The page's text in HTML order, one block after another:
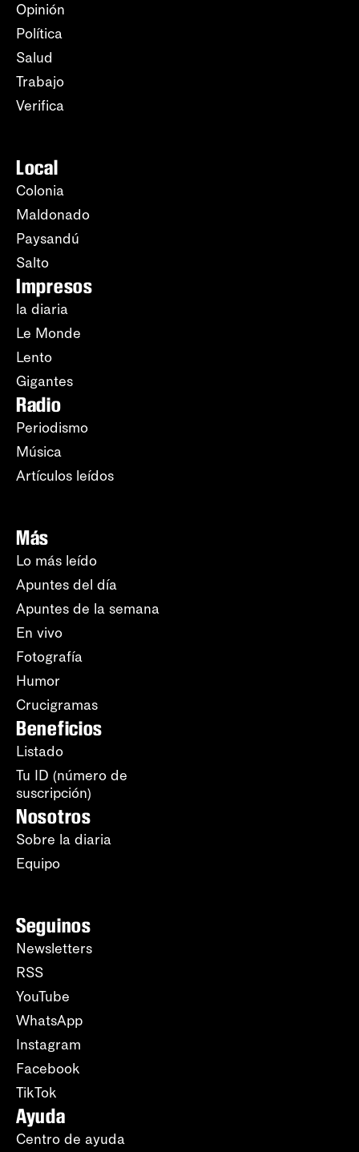
Opinión
Política
Salud
Trabajo
Verifica
Local
Colonia
Maldonado
Paysandú
Salto
Impresos
la diaria
Le Monde
Lento
Gigantes
Radio
Periodismo
Música
Artículos leídos
Más
Lo más leído
Apuntes del día
Apuntes de la semana
En vivo
Fotografía
Humor
Crucigramas
Beneficios
Listado
Tu ID (número de
suscripción)
Nosotros
Sobre la diaria
Equipo
Seguinos
Newsletters
RSS
YouTube
WhatsApp
Instagram
Facebook
TikTok
Ayuda
Centro de ayuda